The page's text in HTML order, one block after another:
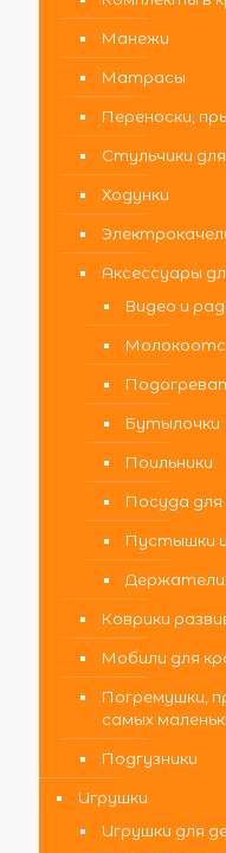
Манежи
Матрасы
Переноски,
Стульчики
Ходунки
Аксессуары
Видео и
Бутылочки
Поильники
Посуда для
Пустышки
Коврики
Мобили для
Погремушки,
самых
Подгузники
Игрушки
Игрушки для